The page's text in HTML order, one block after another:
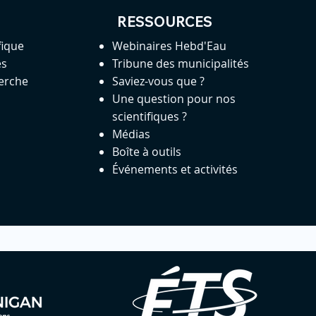
RESSOURCES
Webinaires Hebd'Eau
Tribune des municipalités
Saviez-vous que ?
Une question pour nos
scientifiques ?
Médias
Boîte à outils
Événements et activités